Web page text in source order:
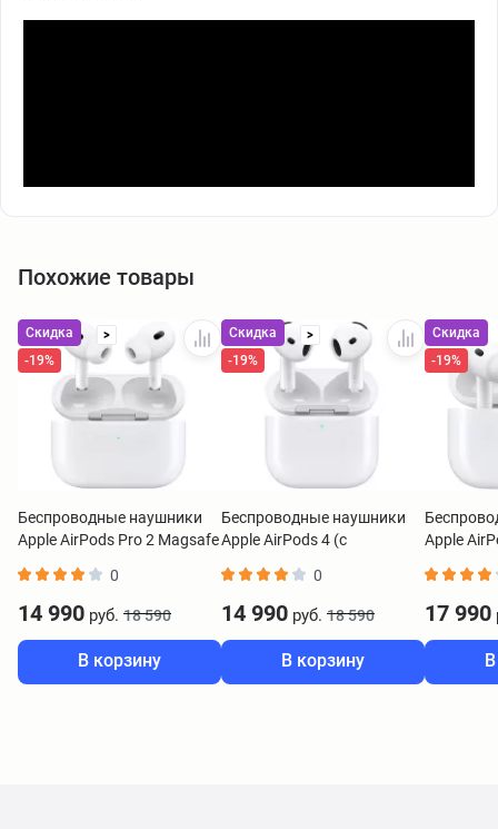
Похожие товары
Скидка
>
-19%
Беспроводные наушники
Apple AirPods Pro 2 Magsafe
0
14 990 руб. 18 590
В корзину
Скидка
>
-19%
Беспроводные наушники
Apple AirPods 4 (с
0
14 990 руб. 18 590
В корзину
Скидка
-19%
Apple
17 990